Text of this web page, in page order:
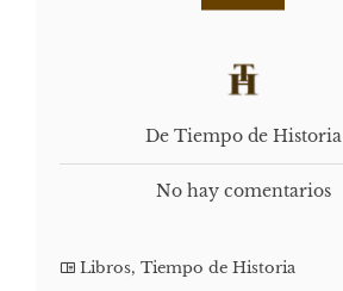
De Tiempo de Historia
No hay comentarios
Libros, Tiempo de Historia